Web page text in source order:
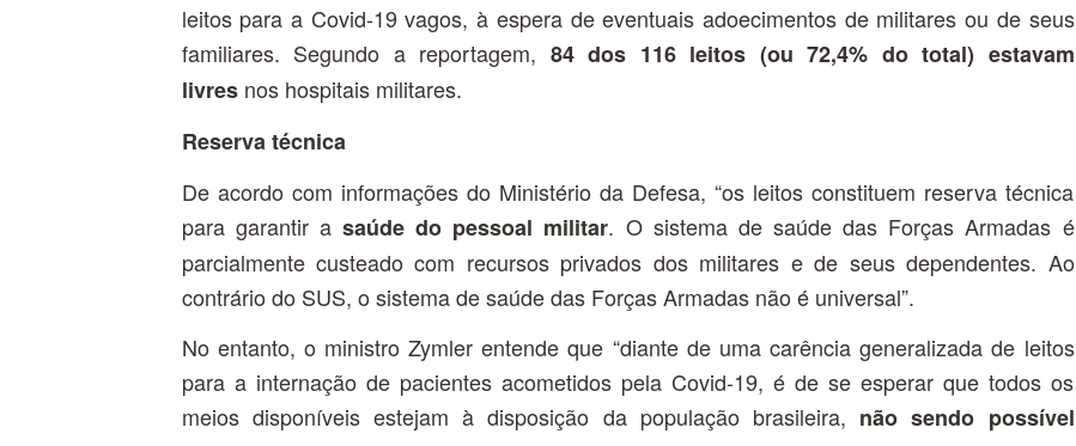
leitos para a Covid-19 vagos, à espera de eventuais adoecimentos de militares ou de seus
familiares. Segundo a reportagem, 84 dos 116 leitos (ou 72,4% do total) estavam
livresnos hospitais militares.
Reserva técnica
De acordo com informações do Ministério da Defesa, “os leitos constituem reserva técnica
para garantir a saúde do pessoal militar. O sistema de saúde das Forças Armadas é
parcialmente custeado com recursos privados dos militares e de seus dependentes. Ao
contrário do SUS, o sistema de saúde das Forças Armadas não é universal”.
No entanto, o ministro Zymler entende que “diante de uma carência generalizada de leitos
para a internação de pacientes acometidos pela Covid-19, é de se esperar que todos os
meios disponíveis estejam à disposição da população brasileira, não sendo possível